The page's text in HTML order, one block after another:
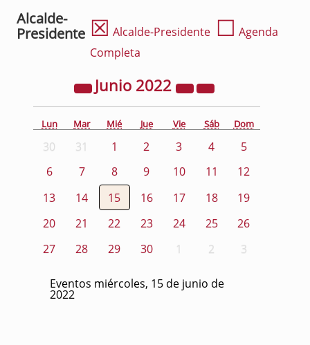
Alcalde-
Presidente ☒ Alcalde-Presidente ☐ Agenda
Completa
Junio 2022
Lun Mar Mié Jue Vie Sáb Dom
30 31 1 2 3 4
5
6
7 8 9 10 11
12
13
14 15 16 17 18
19
20
21 22 23 24 25
26
27
28 29 30 1 2 3
Eventos miércoles, 15 de junio de
2022